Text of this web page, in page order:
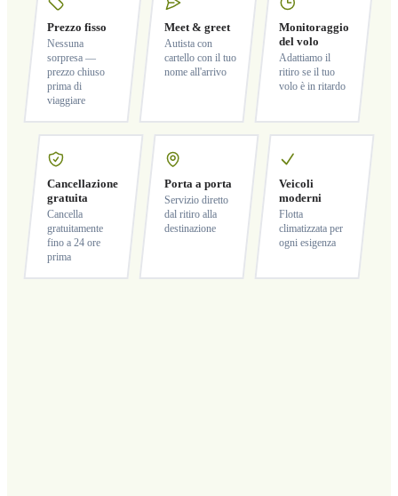
Prezzo fisso
Nessuna
sorpresa —
prezzo chiuso
prima di
viaggiare
Meet & greet
Autista con
cartello con il tuo
nome all'arrivo
Monitoraggio
del volo
Adattiamo il
ritiro se il tuo
volo è in ritardo
Cancellazione
gratuita
Cancella
gratuitamente
fino a 24 ore
prima
Porta a porta
Servizio diretto
dal ritiro alla
destinazione
Veicoli
moderni
Flotta
climatizzata per
ogni esigenza